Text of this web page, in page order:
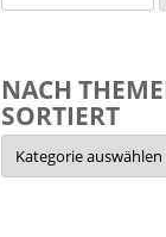
nach:
NACH
SORTIERT
Nach
Themen
sortiert